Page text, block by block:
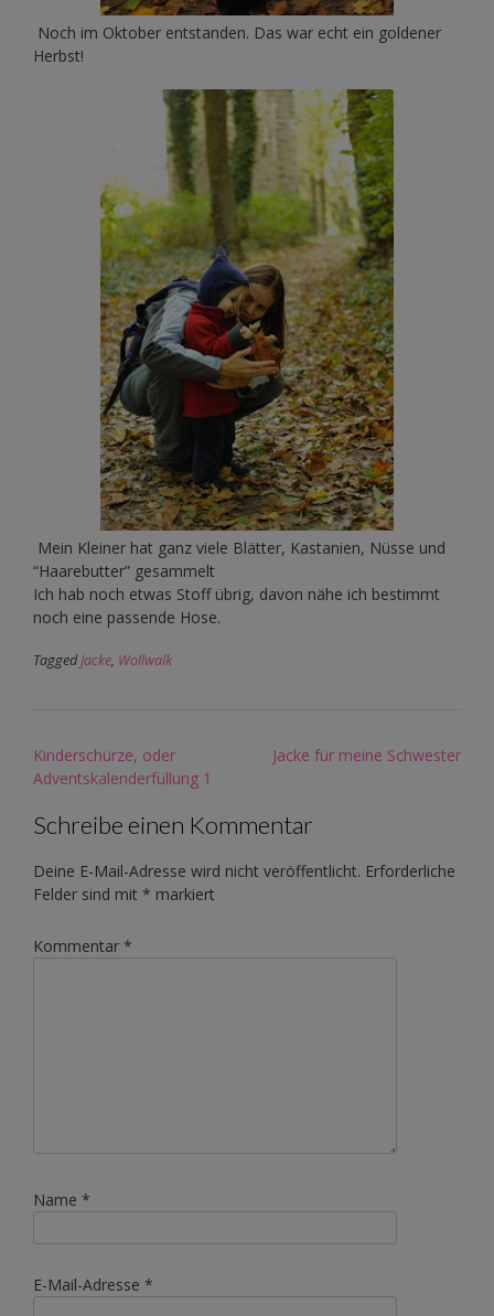
Noch im Oktober entstanden. Das war echt ein goldener
Herbst!
Mein Kleiner hat ganz viele Blätter, Kastanien, Nüsse und
“Haarebutter” gesammelt
Ich hab noch etwas Stoff übrig, davon nähe ich bestimmt
noch eine passende Hose.
TaggedJacke, Wollwalk
Post
navigation
Kinderschürze, oder
Adventskalenderfüllung 1
Jacke für meine Schwester
Schreibe einen Kommentar
Deine E-Mail-Adresse wird nicht veröffentlicht. Erforderliche
Felder sind mit * markiert
Kommentar *
Name *
E-Mail-Adresse *